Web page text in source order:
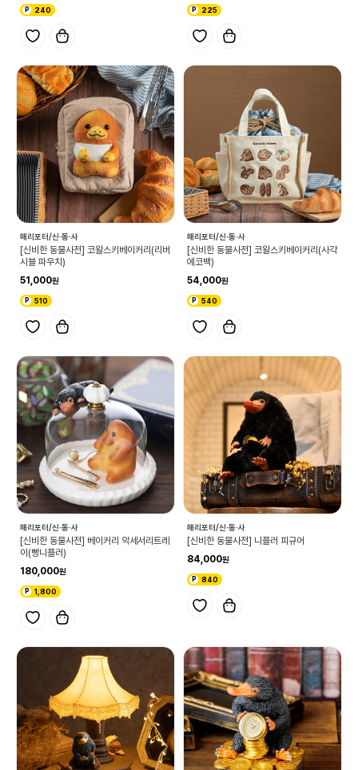
240 225
해리포터/신·동·사
[신비한 동물사전] 코왈스키베이커리(리버
시블 파우치)
51,000
510
해리포터/신·동·사
[신비한 동물사전] 코왈스키베이커리(사각
에코백)
54,000
540
해리포터/신·동·사
[신비한 동물사전] 베이커리 악세서리트레
이(빵니플러)
180,000
1,800
해리포터/신·동·사
[신비한 동물사전] 니플러 피규어
84,000
840